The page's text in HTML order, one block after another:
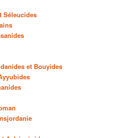
Séleucides
et Bouyides